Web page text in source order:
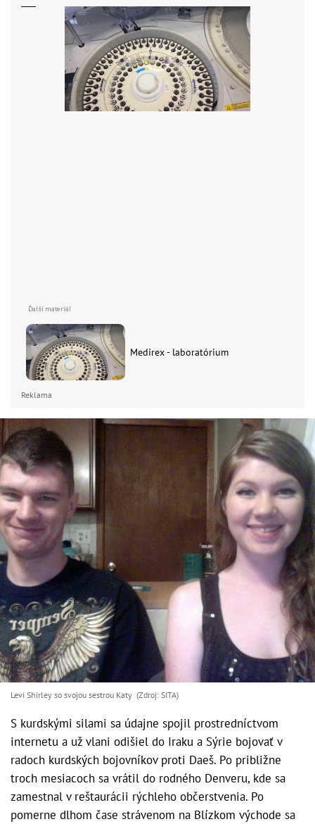
Medirex - laboratórium
Reklama
Levi Shirley so svojou sestrou Katy (Zdroj: SITA)
S kurdskými silami sa údajne spojil prostredníctvom
internetu a už vlani odišiel do Iraku a Sýrie bojovať v
radoch kurdských bojovníkov proti Daeš. Po približne
troch mesiacoch sa vrátil do rodného Denveru, kde sa
zamestnal v reštaurácii rýchleho občerstvenia. Po
pomerne dlhom čase strávenom na Blízkom východe sa